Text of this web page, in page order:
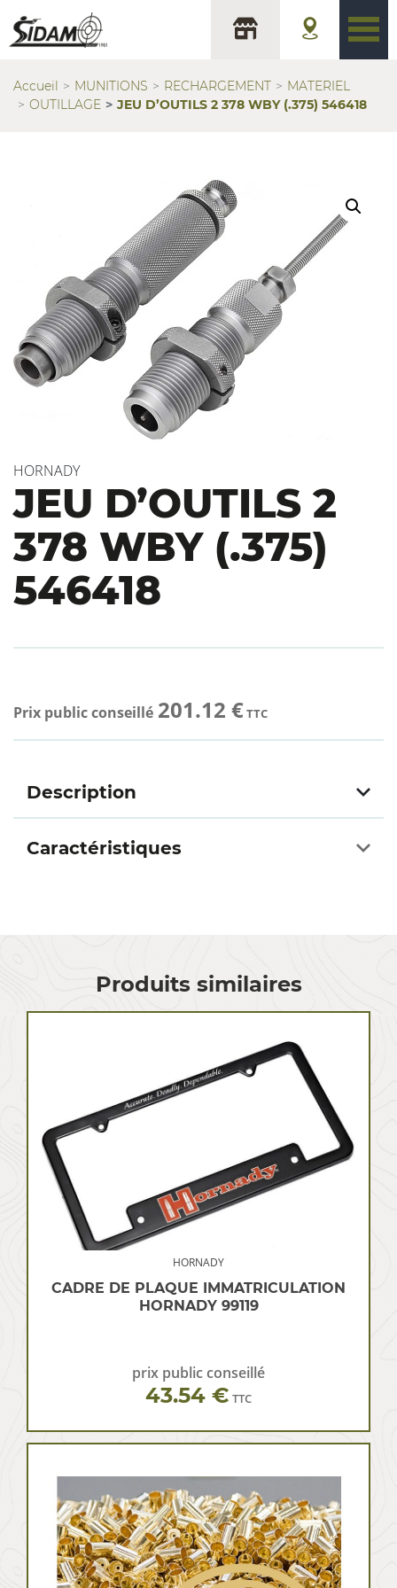
Accueil MUNITIONS RECHARGEMENT
MATERIEL
OUTILLAGE
JEU D’OUTILS 2 378 WBY (.375) 546418
HORNADY
JEU D’OUTILS 2
378 WBY (.375)
546418
Prix public conseillé 201.12 €TTC
Description
Caractéristiques
Produits similaires
HORNADY
CADRE DE PLAQUE IMMATRICULATION
HORNADY 99119
prix public conseillé
43.54 € TTC